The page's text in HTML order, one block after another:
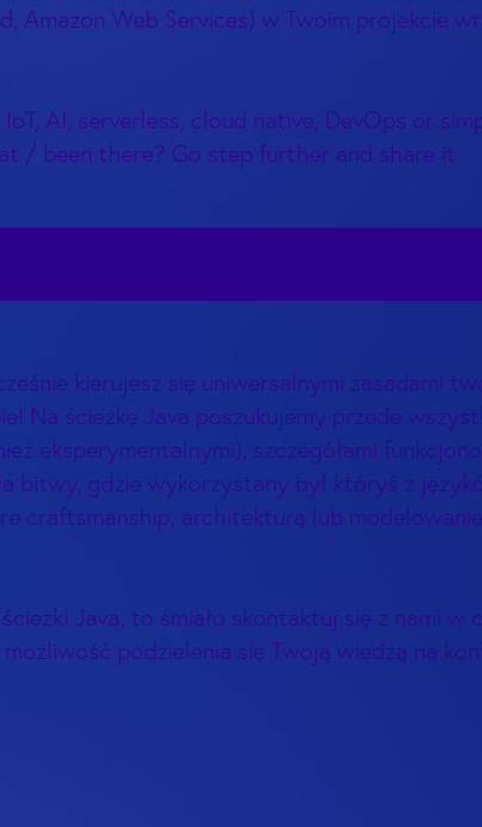
Web Services) w Twoim projekcie
AI, serverless, cloud native, DevOps or
/ been there? Go step further and share it
kierujesz się uniwersalnymi zasadami
Na ścieżkę Java poszukujemy przede
eksperymentalnymi), szczegółami
bitwy, gdzie wykorzystany był któryś z
craftsmanship, architekturą lub
Java, to śmiało skontaktuj się z nami w
podzielenia się Twoją wiedzą na